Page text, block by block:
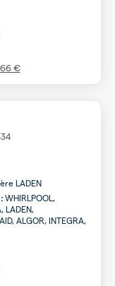
€
LADEN
WHIRLPOOL,
LADEN,
ALGOR, INTEGRA,